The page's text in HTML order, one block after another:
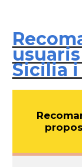
usuaris
Sicilia